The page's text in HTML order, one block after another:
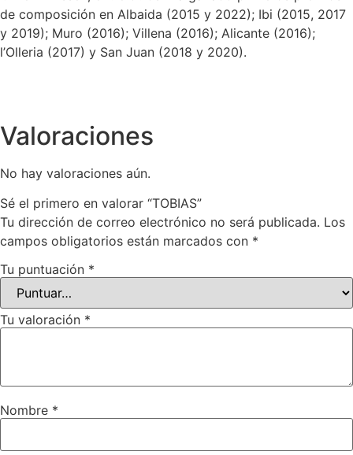
de composición en Albaida (2015 y 2022); Ibi (2015, 2017
y 2019); Muro (2016); Villena (2016); Alicante (2016);
l’Olleria (2017) y San Juan (2018 y 2020).
Valoraciones
No hay valoraciones aún.
Sé el primero en valorar “TOBIAS”
Tu dirección de correo electrónico no será publicada. Los
campos obligatorios están marcados con *
Tu puntuación *
Tu valoración *
Nombre *